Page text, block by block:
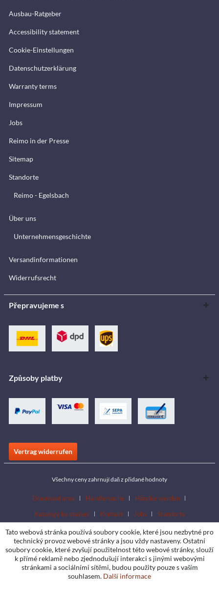
Ausbau-Ratgeber
Accessibility statement
Cookie-Einstellungen
Datenschutzerklärung
Warranty terms
Impressum
Jobs
Reimo in der Presse
Sitemap
Standorte
Reimo - Egelsbach
Über uns
Unternehmensgeschichte
Versandinformationen
Widerrufsrecht
Přepravujeme s
Způsoby platby
Vertrag widerrufen
Všechny ceny zahrnují daň z přidané hodnoty
Download area Händlersuche
Händler werden
Katalogy ke stažení
Kontakt Jobs Standorte
Tato webová stránka používá soubory cookie, které jsou nezbytné pro
technický provoz webové stránky a jsou vždy nastaveny. Ostatní
soubory cookie, které zvyšují použitelnost této webové stránky, slouží
k přímé reklamě nebo zjednodušují interakci s jinými webovými
stránkami a sociálními sítěmi, budou použity pouze s vaším
souhlasem. Další informace